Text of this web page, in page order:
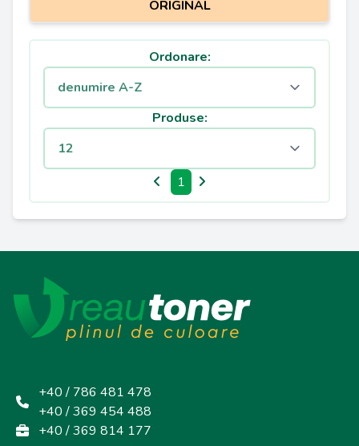
ORIGINAL
Ordonare:
Produse:
1
+40 / 786 481 478
+40 / 369 454 488
+40 / 369 814 177